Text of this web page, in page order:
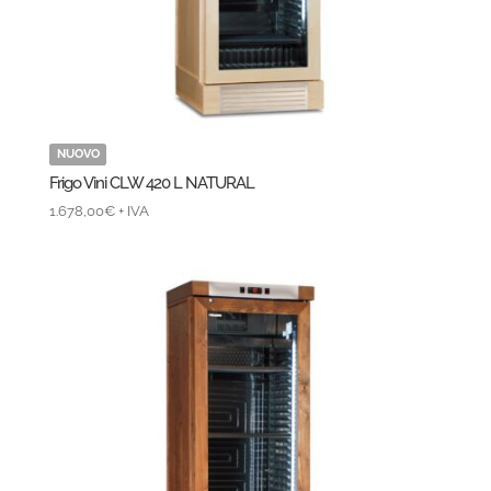
NUOVO
Frigo Vini CLW 420 L NATURAL
1.678,00€ + IVA